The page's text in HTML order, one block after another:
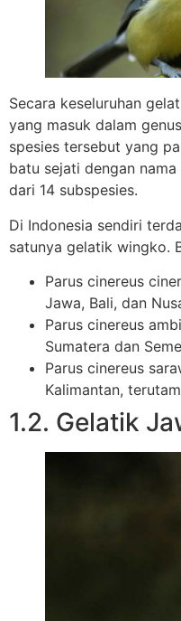
Secara keseluruhan
yang masuk dalam
spesies tersebut yang
batu sejati dengan nama
dari 14 subspesies.
Di Indonesia sendiri
satunya gelatik wingko.
Parus cinereus
Jawa, Bali, dan
Parus cinereus
Sumatera dan
Parus cinereus
Kalimantan,
1.2. Gelatik